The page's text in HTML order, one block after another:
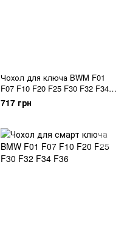
Чохол для ключа BWM F01
F07 F10 F20 F25 F30 F32 F34
F36 БМВ
717 грн